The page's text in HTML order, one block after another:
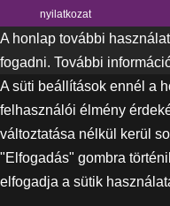
nyilatkozat
A honlap további
fogadni. További
A süti beállítások ennél a
felhasználói élmény
változtatása nélkül kerül
"Elfogadás" gombra
elfogadja a sütik